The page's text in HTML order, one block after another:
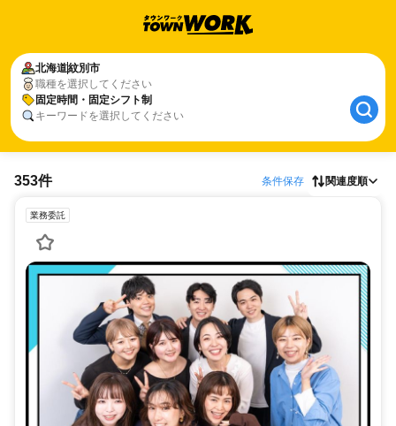
北海道紋別市
職種を選択してください
固定時間・固定シフト制
キーワードを選択してください
353件 条件保存 関連度順
業務委託